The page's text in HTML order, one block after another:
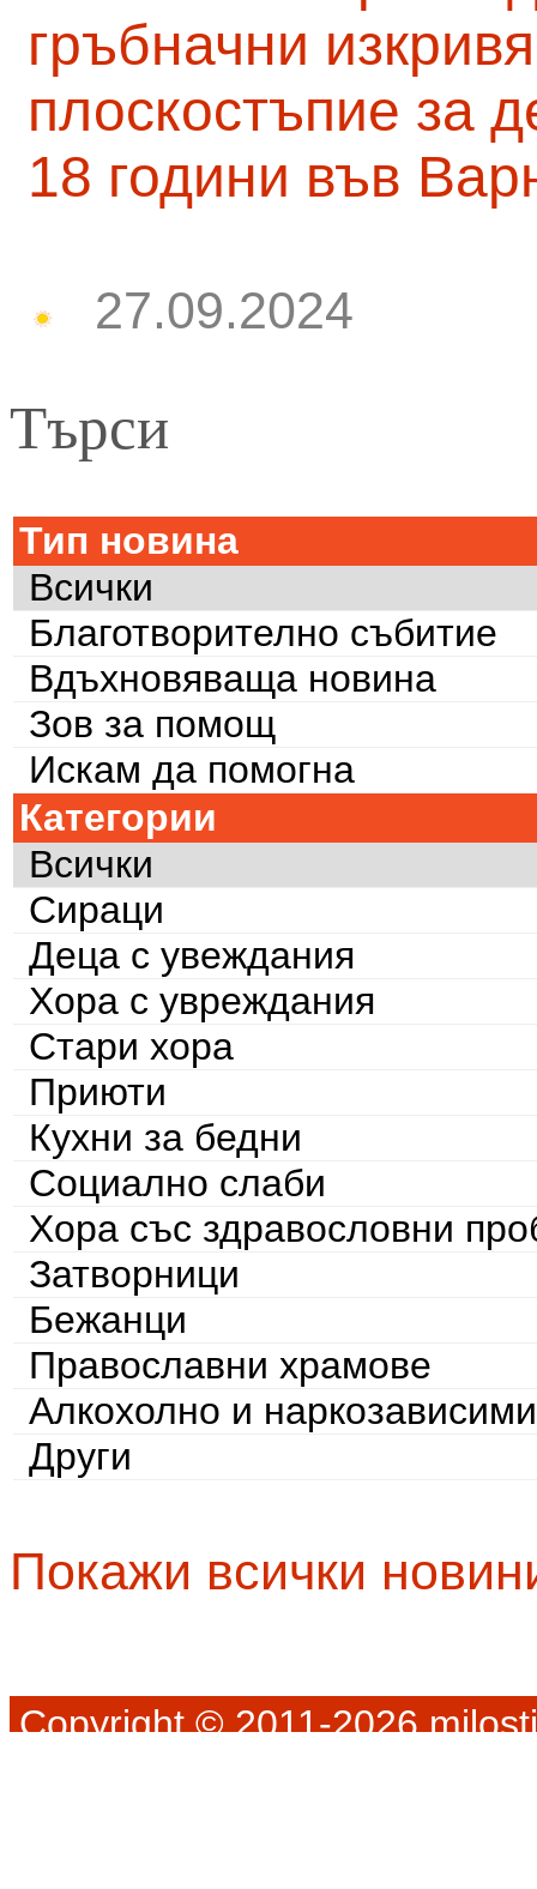
гръбначни
плоскостъпие за
18 години във
27.09.2024
Търси
Тип новина
Всички
Благотворително събитие
Вдъхновяваща новина
Зов за помощ
Искам да помогна
Категории
Всички
Сираци
Деца с увеждания
Хора с увреждания
Стари хора
Приюти
Кухни за бедни
Социално слаби
Хора със здравословни
Затворници
Бежанци
Православни храмове
Алкохолно и наркозависими
Други
Покажи всички
Copyright © 2011-2026